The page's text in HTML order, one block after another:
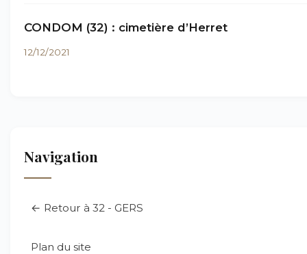
CONDOM (32) : cimetière d’Herret
12/12/2021
Navigation
← Retour à 32 - GERS
Plan du site